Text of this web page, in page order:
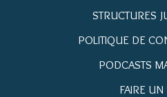
STRUCTURES
POLITIQUE DE
PODCASTS
FAIRE